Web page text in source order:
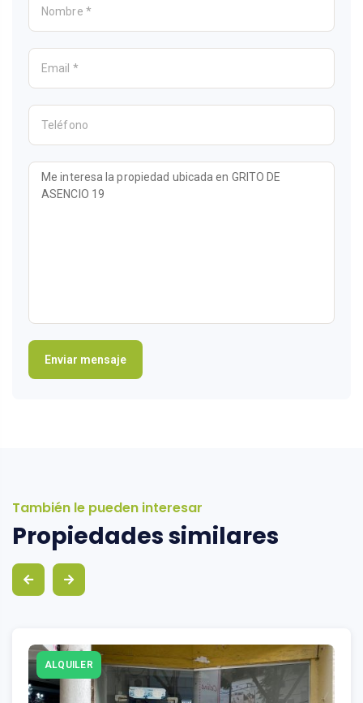
También le pueden interesar
Propiedades similares
ALQUILER